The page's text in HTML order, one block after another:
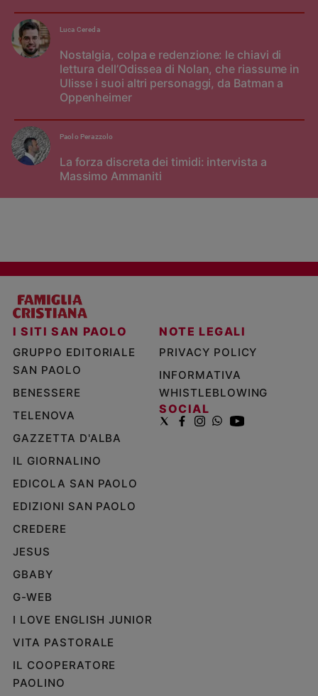
Nostalgia, colpa e redenzione: le chiavi di
lettura dell’Odissea di Nolan, che riassume in
Ulisse i suoi altri personaggi, da Batman a
Oppenheimer
Luca Cereda
La forza discreta dei timidi: intervista a
Massimo Ammaniti
Paolo Perazzolo
I SITI SAN PAOLO
GRUPPO EDITORIALE
SAN PAOLO
BENESSERE
TELENOVA
GAZZETTA D'ALBA
IL GIORNALINO
EDICOLA SAN PAOLO
EDIZIONI SAN PAOLO
CREDERE
JESUS
GBABY
G-WEB
I LOVE ENGLISH JUNIOR
VITA PASTORALE
IL COOPERATORE
PAOLINO
NOTE LEGALI
PRIVACY POLICY
INFORMATIVA
WHISTLEBLOWING
SOCIAL